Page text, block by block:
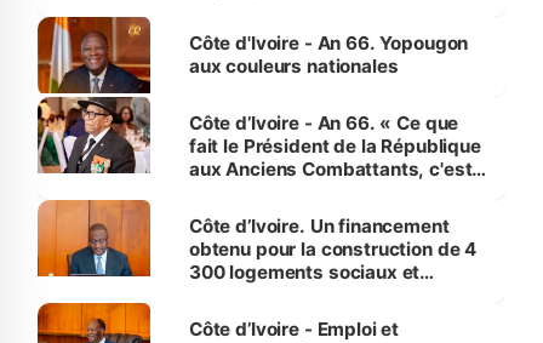
l'Etat de droit pour préserver les
vies humaines »
Côte d'Ivoire - An 66. Yopougon
aux couleurs nationales
Côte d’Ivoire - An 66. « Ce que
fait le Président de la République
aux Anciens Combattants, c'est
Côte d’Ivoire. Un financement
obtenu pour la construction de 4
300 logements sociaux et
et Yamoussoukro
Côte d’Ivoire - Emploi et